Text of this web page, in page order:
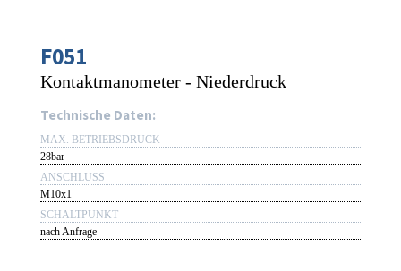
F051
Kontaktmanometer - Niederdruck
Technische Daten:
MAX. BETRIEBSDRUCK
28bar
ANSCHLUSS
M10x1
SCHALTPUNKT
nach Anfrage